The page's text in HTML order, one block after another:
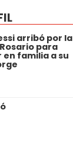
arribó por la
para
en familia a su